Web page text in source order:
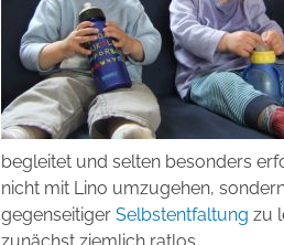
begleitet und selten besonders
nicht mit Lino umzugehen,
gegenseitiger Selbstentfaltung zu